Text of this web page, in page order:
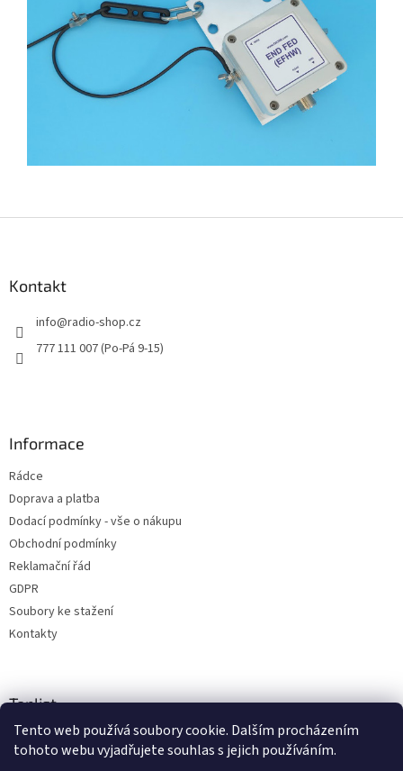
Tento web používá soubory cookie. Dalším procházením
tohoto webu vyjadřujete souhlas s jejich používáním.
Kontakt
info@radio-shop.cz
777 111 007 (Po-Pá 9-15)
Informace
Rádce
Doprava a platba
Dodací podmínky - vše o nákupu
Obchodní podmínky
Reklamační řád
GDPR
Soubory ke stažení
Kontakty
Toplist